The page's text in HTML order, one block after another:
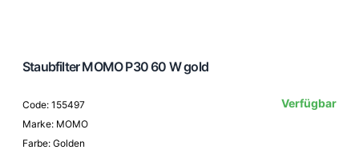
Staubfilter MOMO P30 60 W gold
Code: 155497
Marke: MOMO
Farbe: Golden
Verfügbar